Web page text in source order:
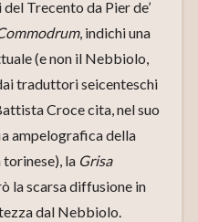
Trecento da Pier de’
, indichi una
(e non il Nebbiolo,
traduttori seicenteschi
Croce cita, nel suo
ampelografica della
la Grisa
la scarsa diffusione in
dal Nebbiolo.